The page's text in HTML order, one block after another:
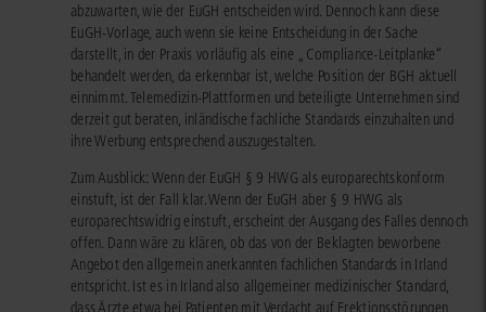
abzuwarten, wie der EuGH entscheiden wird. Dennoch kann diese
EuGH-Vorlage, auch wenn sie keine Entscheidung in der Sache
darstellt, in der Praxis vorläufig als eine „Compliance‑Leitplanke“
behandelt werden, da erkennbar ist, welche Position der BGH aktuell
einnimmt. Telemedizin‑Plattformen und beteiligte Unternehmen sind
derzeit gut beraten, inländische fachliche Standards einzuhalten und
ihre Werbung entsprechend auszugestalten.
Zum Ausblick: Wenn der EuGH § 9 HWG als europarechtskonform
einstuft, ist der Fall klar. Wenn der EuGH aber § 9 HWG als
europarechtswidrig einstuft, erscheint der Ausgang des Falles dennoch
offen. Dann wäre zu klären, ob das von der Beklagten beworbene
Angebot den allgemein anerkannten fachlichen Standards in Irland
entspricht. Ist es in Irland also allgemeiner medizinischer Standard,
dass Ärzte etwa bei Patienten mit Verdacht auf Erektionsstörungen